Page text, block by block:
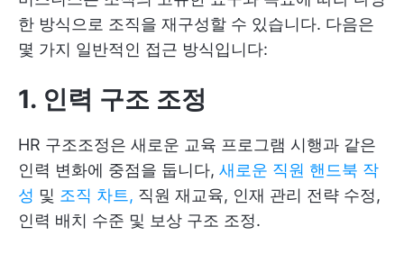
한 방식으로 조직을 재구성할 수 있습니다. 다음은
몇 가지 일반적인 접근 방식입니다:
1. 인력 구조 조정
HR 구조조정은 새로운 교육 프로그램 시행과 같은
인력 변화에 중점을 둡니다, 새로운 직원 핸드북 작
성 및 조직 차트, 직원 재교육, 인재 관리 전략 수정,
인력 배치 수준 및 보상 구조 조정.